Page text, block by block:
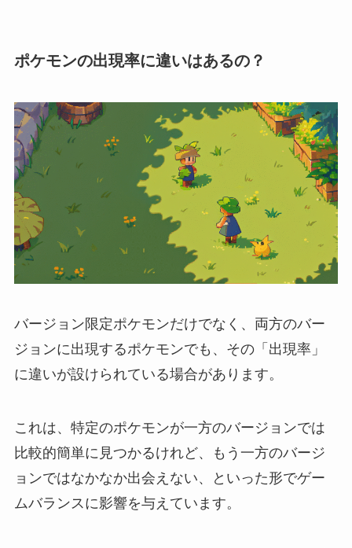
ポケモンの出現率に違いはあるの？
バージョン限定ポケモンだけでなく、両方のバー
ジョンに出現するポケモンでも、その「出現率」
に違いが設けられている場合があります。
これは、特定のポケモンが一方のバージョンでは
比較的簡単に見つかるけれど、もう一方のバージ
ョンではなかなか出会えない、といった形でゲー
ムバランスに影響を与えています。